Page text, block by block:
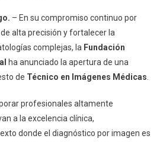
Activo
20-
30
Anuncia
Vacante
– En su compromiso continuo por
alta precisión y fortalecer la
complejas, la Fundación
ha anunciado la apertura de una
de Técnico en Imágenes Médicas
profesionales altamente
a la excelencia clínica,
donde el diagnóstico por imagen es